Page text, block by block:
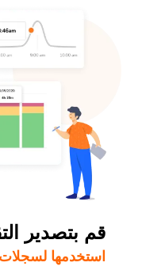
قم بتصدير
استخدمها